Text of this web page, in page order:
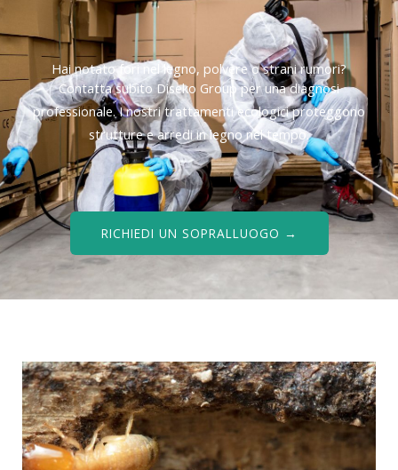
Hai notato fori nel legno, polvere o strani rumori?
Contatta subito Diseko Group per una diagnosi
professionale. I nostri trattamenti ecologici proteggono
strutture e arredi in legno nel tempo.
RICHIEDI UN SOPRALLUOGO →